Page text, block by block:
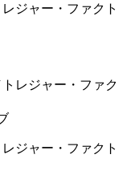
ジャー・ファクト
ジャー・ファクト